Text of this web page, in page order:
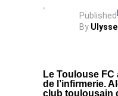
Published
By
Le Toulouse
de l’infirmerie.
club toulousain